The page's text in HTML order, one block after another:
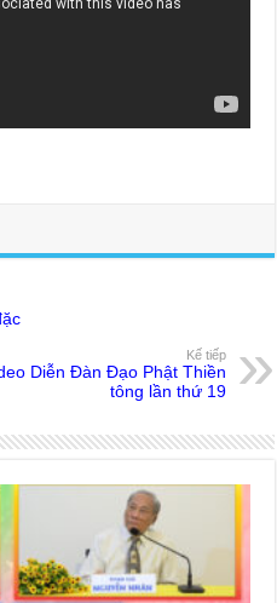
Kế tiếp
Diễn Đàn Đạo Phật Thiền
tông lần thứ 19